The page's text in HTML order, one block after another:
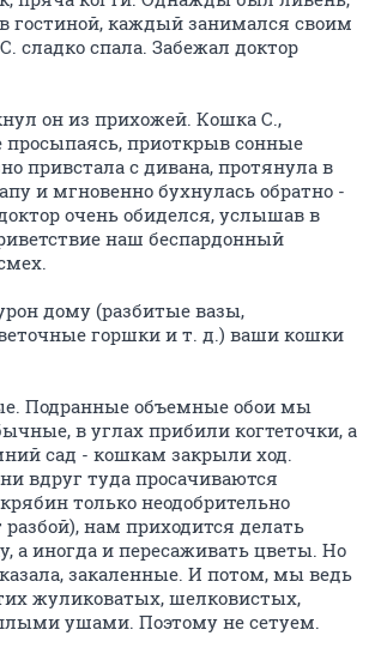
гостиной, каждый занимался своим
сладко спала. Забежал доктор
он из прихожей. Кошка С.,
просыпаясь, приоткрыв сонные
привстала с дивана, протянула в
и мгновенно бухнулась обратно -
очень обиделся, услышав в
наш беспардонный
дому (разбитые вазы,
горшки и т. д.) ваши кошки
Подранные объемные обои мы
в углах прибили когтеточки, а
сад - кошкам закрыли ход.
вдруг туда просачиваются
только неодобрительно
нам приходится делать
а иногда и пересаживать цветы. Но
закаленные. И потом, мы ведь
жуликоватых, шелковистых,
ушами. Поэтому не сетуем.